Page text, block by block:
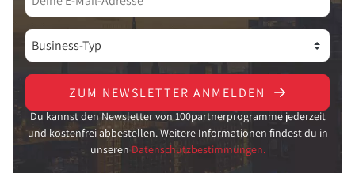
ZUM NEWSLETTER ANMELDEN
Du kannst den Newsletter von 100partnerprogramme jederzeit
und kostenfrei abbestellen. Weitere Informationen findest du in
unseren Datenschutzbestimmungen.